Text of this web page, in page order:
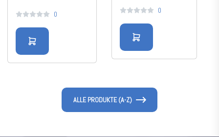
0 0
ALLE PRODUKTE (A-Z)